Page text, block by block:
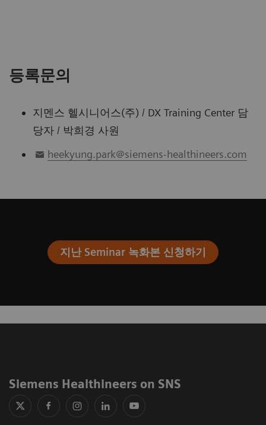
5월 28일(금) |13:30-14:00
6월 25일(금) |13:30-14:00 Atellica Reagent
9월 24일(금) |13:30 -14:00 IL-6 & PCT -
2월 18일(금) | 15:30 -16:00
등록문의
지멘스 헬시니어스(주) / DX Training Center 담
당자 / 박희경 사원
heekyung.park@siemens-healthineers.com
지난 Seminar 녹화본 신청하기
Siemens Healthineers on SNS